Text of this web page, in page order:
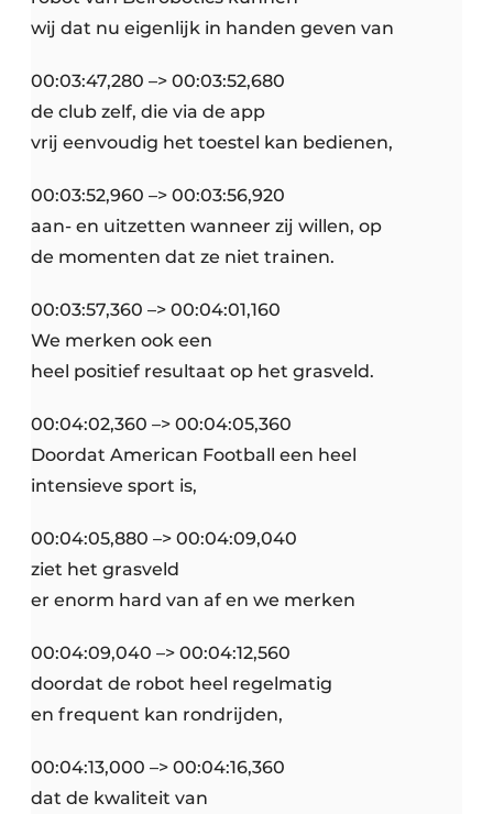
wij dat nu eigenlijk in handen geven van
00:03:47,280 –> 00:03:52,680
de club zelf, die via de app
vrij eenvoudig het toestel kan bedienen,
00:03:52,960 –> 00:03:56,920
aan- en uitzetten wanneer zij willen, op
de momenten dat ze niet trainen.
00:03:57,360 –> 00:04:01,160
We merken ook een
heel positief resultaat op het grasveld.
00:04:02,360 –> 00:04:05,360
Doordat American Football een heel
intensieve sport is,
00:04:05,880 –> 00:04:09,040
ziet het grasveld
er enorm hard van af en we merken
00:04:09,040 –> 00:04:12,560
doordat de robot heel regelmatig
en frequent kan rondrijden,
00:04:13,000 –> 00:04:16,360
dat de kwaliteit van